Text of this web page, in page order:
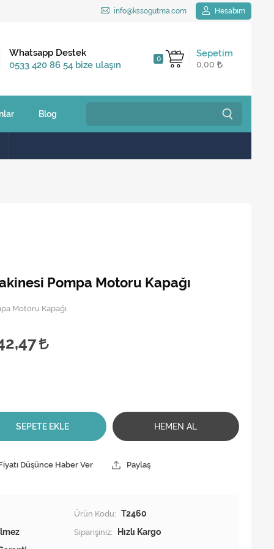
info@kssogutma.com Hesabım
Sepetim
0
0,00
Kargo Bedava
2.500 TL ve üzeri
Whatsapp Destek
0533 420 86 54 bize ulaşın
Blog
Pompa Motoru Kapağı
Motoru Kapağı
SEPETE EKLE HEMEN AL
Düşünce Haber Ver Paylaş
Ürün Kodu: T2460
Siparişiniz:
Hızlı Kargo